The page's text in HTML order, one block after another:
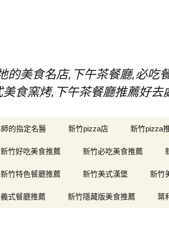
的美食名店,下午茶餐廳,必吃
食窯烤,下午茶餐廳推薦好
的指定名醫 新竹pizza店 新竹pizza
新竹好吃美食推薦 新竹必吃美食推薦
新竹特色餐廳推薦 新竹美式漢堡 新竹
式餐廳推薦 新竹隱藏版美食推薦 葉